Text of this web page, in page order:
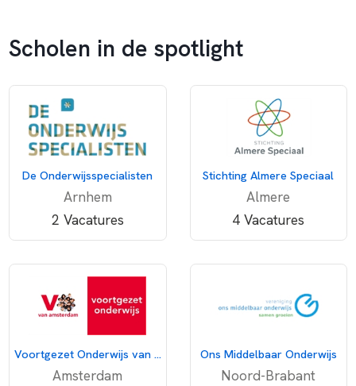
Scholen in de spotlight
De Onderwijsspecialisten
Arnhem
2 Vacatures
Stichting Almere Speciaal
Almere
4 Vacatures
Voortgezet Onderwijs van Amsterdam
Amsterdam
Ons Middelbaar Onderwijs
Noord-Brabant